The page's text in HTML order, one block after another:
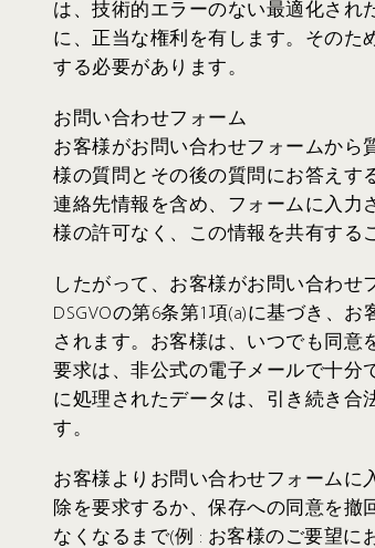
は、技術的エラーのない最適化され
に、正当な権利を有します。そのた
する必要があります。
お問い合わせフォーム
お客様がお問い合わせフォームから
様の質問とその後の質問にお答えす
連絡先情報を含め、フォームに入力
様の許可なく、この情報を共有する
したがって、お客様がお問い合わせ
DSGVOの第6条第1項(a)に基づき、
されます。お客様は、いつでも同意
要求は、非公式の電子メールで十分
に処理されたデータは、引き続き合
す。
お客様よりお問い合わせフォームに
除を要求するか、保存への同意を撤
なくなるまで(例 : お客様のご要望に